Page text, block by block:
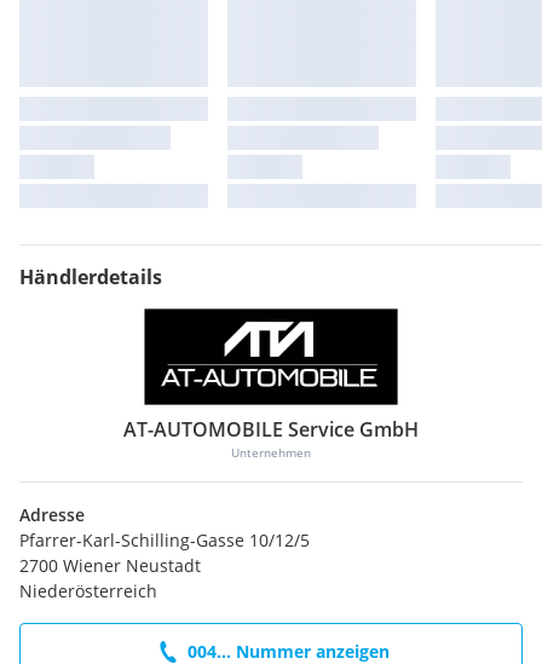
Sport Boost Fahrmodusschalter
Start-Stop-Knopf
Start/Stop-Anlage (Funktion)
Warndreieck
Pfarrer-karl-Schilling gasse 10
Mo – Fr: 08:00 – 18:00 Uhr
Sa: 09:00 – 15:00 Uhr
An- und Verkauf / Vermittlungsverkauf
Irrtümer, Zwischenverkauf, Satz- und Druckfehler sind
ausdrücklich vorbehalten.
Die angezeigten Daten (z.B. Serienausstattung) sind
von Eurotax.
Bitte beachten Sie, dass es zu Abweichungen vom
jeweiligen Fahrzeugangebot kommen kann. Alle Angaben
ohne Gewähr!
Händlerdetails
AT-AUTOMOBILE Service GmbH
Unternehmen
Adresse
Pfarrer-Karl-Schilling-Gasse 10/12/5
2700 Wiener Neustadt
Niederösterreich
004... Nummer anzeigen